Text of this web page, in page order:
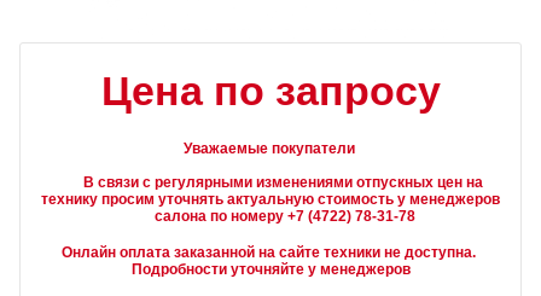
Цена по запросу
Уважаемые покупатели
технику просим уточнять актуальную стоимость у менеджеров
Онлайн оплата заказанной на сайте техники не доступна.
Подробности уточняйте у менеджеров